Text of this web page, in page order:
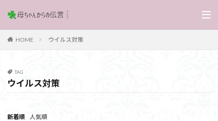
HOME ウイルス対策
TAG
ウイルス対策
新着順 人気順